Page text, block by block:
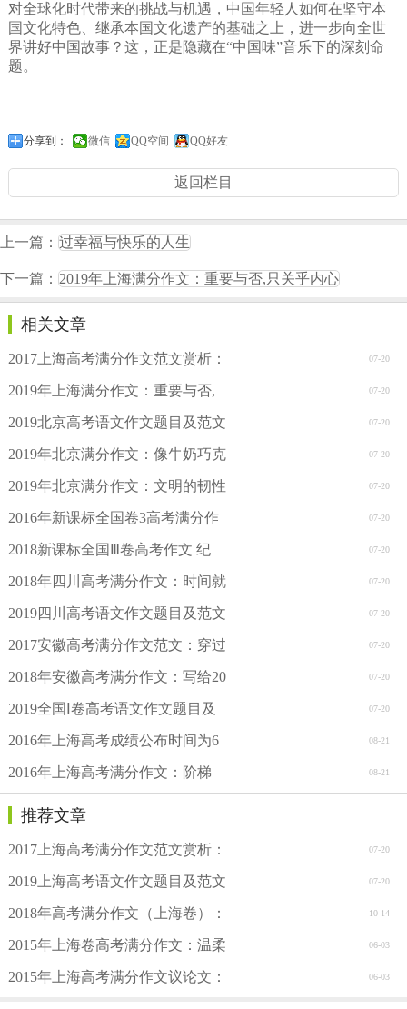
对全球化时代带来的挑战与机遇，中国年轻人如何在坚守本
国文化特色、继承本国文化遗产的基础之上，进一步向全世
界讲好中国故事？这，正是隐藏在“中国味”音乐下的深刻命
题。
分享到： 微信 QQ空间 QQ好友
返回栏目
上一篇： 过幸福与快乐的人生
下一篇： 2019年上海满分作文：重要与否,只关乎内心
相关文章
07-20
2017上海高考满分作文范文赏析：
07-20
2019年上海满分作文：重要与否,
07-20
2019北京高考语文作文题目及范文
07-20
2019年北京满分作文：像牛奶巧克
07-20
2019年北京满分作文：文明的韧性
07-20
2016年新课标全国卷3高考满分作
07-20
2018新课标全国Ⅲ卷高考作文 纪
07-20
2018年四川高考满分作文：时间就
07-20
2019四川高考语文作文题目及范文
07-20
2017安徽高考满分作文范文：穿过
07-20
2018年安徽高考满分作文：写给20
07-20
2019全国Ⅰ卷高考语文作文题目及
08-21
2016年上海高考成绩公布时间为6
08-21
2016年上海高考满分作文：阶梯
推荐文章
07-20
2017上海高考满分作文范文赏析：
07-20
2019上海高考语文作文题目及范文
10-14
2018年高考满分作文（上海卷）：
06-03
2015年上海卷高考满分作文：温柔
06-03
2015年上海高考满分作文议论文：